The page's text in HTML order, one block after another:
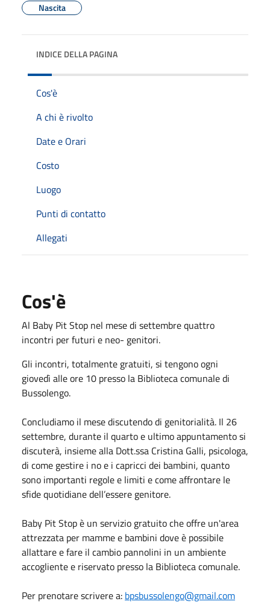
Nascita
INDICE DELLA PAGINA
Cos'è
A chi è rivolto
Date e Orari
Costo
Luogo
Punti di contatto
Allegati
Cos'è
Al Baby Pit Stop nel mese di settembre quattro
incontri per futuri e neo- genitori.
Gli incontri, totalmente gratuiti, si tengono ogni
giovedì alle ore 10 presso la Biblioteca comunale di
Bussolengo.
Concludiamo il mese discutendo di genitorialità. Il 26
settembre, durante il quarto e ultimo appuntamento si
discuterà, insieme alla Dott.ssa Cristina Galli, psicologa,
di come gestire i no e i capricci dei bambini, quanto
sono importanti regole e limiti e come affrontare le
sfide quotidiane dell’essere genitore.
Baby Pit Stop è un servizio gratuito che offre un'area
attrezzata per mamme e bambini dove è possibile
allattare e fare il cambio pannolini in un ambiente
accogliente e riservato presso la Biblioteca comunale.
Per prenotare scrivere a: bpsbussolengo@gmail.com